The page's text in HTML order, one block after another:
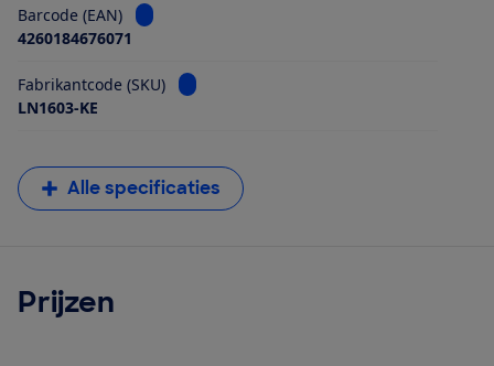
Barcode (EAN)
Bekijk informatie voor Barcode (EAN)
4260184676071
Fabrikantcode (SKU)
Bekijk informatie voor Fabrikantcode (SKU)
LN1603-KE
Alle specificaties
Prijzen